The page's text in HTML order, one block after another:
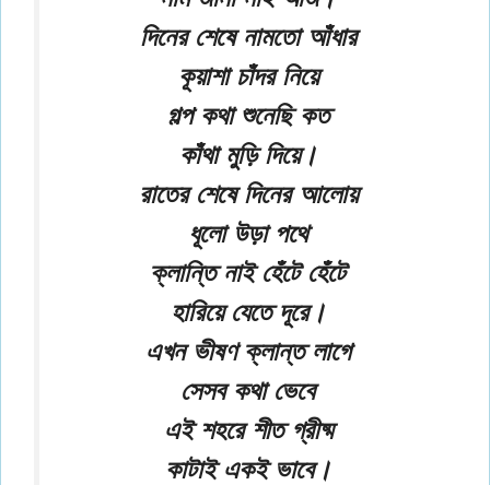
দিনের শেষে নামতো আঁধার
কূয়াশা চাঁদর নিয়ে
গল্প কথা শুনেছি কত
কাঁথা মুড়ি দিয়ে।
রাতের শেষে দিনের আলোয়
ধূলো উড়া পথে
ক্লান্তি নাই হেঁটে হেঁটে
হারিয়ে যেতে দূরে।
এখন ভীষণ ক্লান্ত লাগে
সেসব কথা ভেবে
এই শহরে শীত গ্রীষ্ম
কাটাই একই ভাবে।